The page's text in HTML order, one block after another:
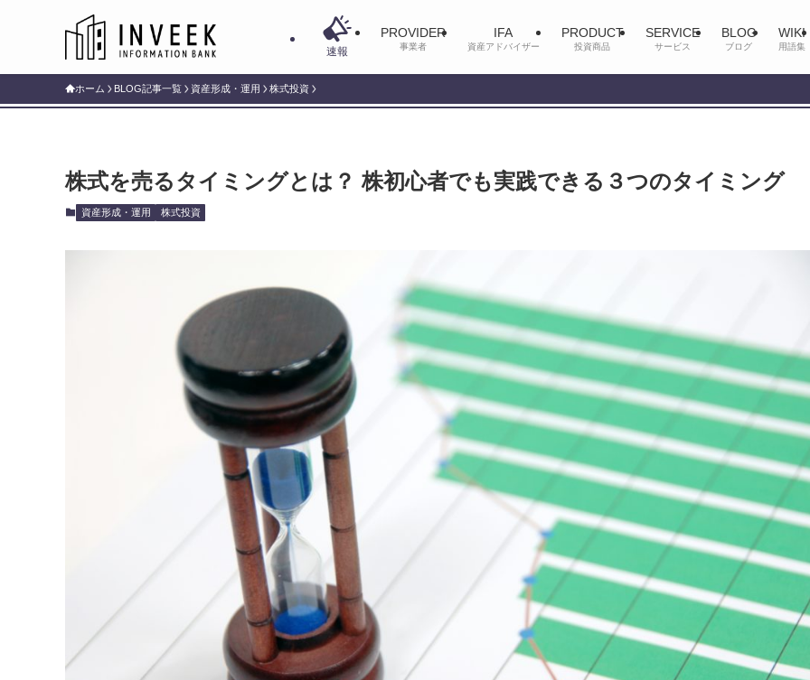
速報
PROVIDER
事業者
IFA
資産アドバイザー
PRODUCT
投資商品
SERVICE
サービス
BLOG
ブログ
WIKI
用語集
ホーム BLOG記事一覧 資産形成・運用 株式投資
株式を売るタイミングとは？ 株初心者でも実践できる３つのタイミング
資産形成・運用 株式投資